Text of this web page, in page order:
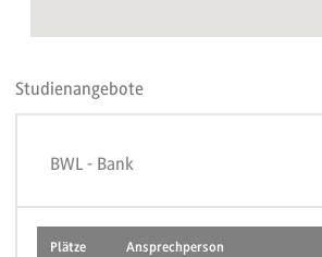
Studienangebote
BWL - Bank
Plätze Ansprechperson